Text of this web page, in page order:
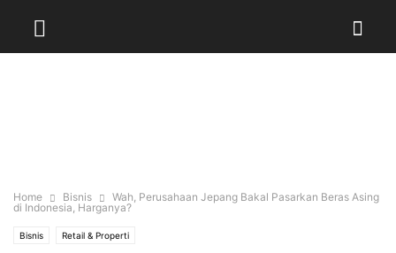
Home Bisnis
Wah, Perusahaan Jepang Bakal Pasarkan Beras Asing
di Indonesia, Harganya?
Bisnis Retail & Properti